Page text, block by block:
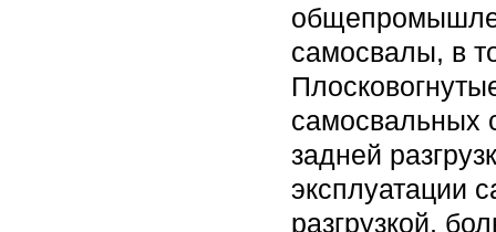
самосвалы, в
самосвальных
задней
эксплуатации
разгрузкой,